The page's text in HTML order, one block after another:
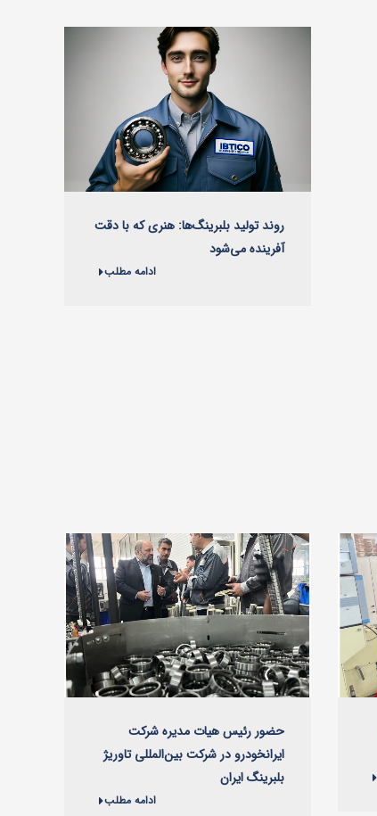
روند تولید بلبرینگ‌ها: هنری که با دقت
آفرینده می‌شود
ادامه مطلب
حضور رئیس هیات مدیره شرکت
ایرانخودرو در شرکت بین‌المللی تاوریژ
بلبرینگ ایران
ادامه مطلب